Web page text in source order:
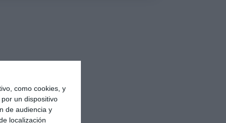
como cookies, y
un dispositivo
de audiencia y
localización